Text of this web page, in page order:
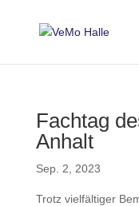
Fachtag
Anhalt
Sep. 2, 2023
Trotz vielfältiger